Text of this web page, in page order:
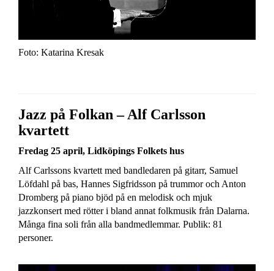
Foto: Katarina Kresak
Jazz på Folkan – Alf Carlsson
kvartett
Fredag 25 april, Lidköpings Folkets hus
Alf Carlssons kvartett med bandledaren på gitarr, Samuel
Löfdahl på bas, Hannes Sigfridsson på trummor och Anton
Dromberg på piano bjöd på en melodisk och mjuk
jazzkonsert med rötter i bland annat folkmusik från Dalarna.
Många fina soli från alla bandmedlemmar. Publik: 81
personer.